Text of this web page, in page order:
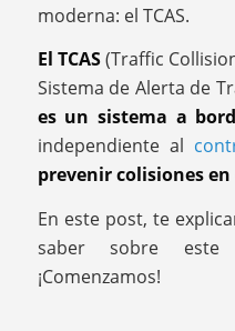
moderna: el TCAS.
El TCAS(Traffic
Sistema de Alerta de
es un sistema a
independiente al
prevenir colisiones en
En este post, te
saber sobre este
¡Comenzamos!